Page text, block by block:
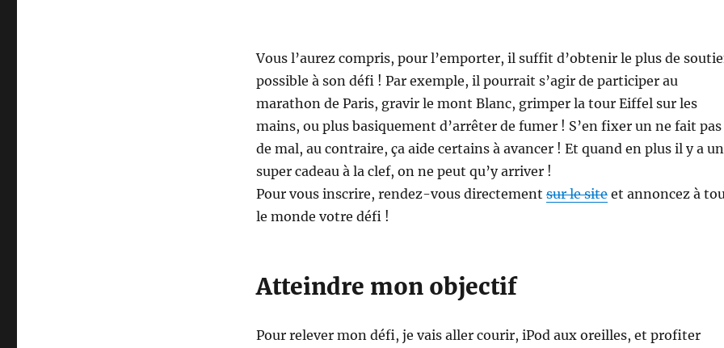
Vous l’aurez compris, pour l’emporter, il suffit d’obtenir le plus de
possible à son défi ! Par exemple, il pourrait s’agir de participer au
marathon de Paris, gravir le mont Blanc, grimper la tour Eiffel sur les
mains, ou plus basiquement d’arrêter de fumer ! S’en fixer un ne fait pas
de mal, au contraire, ça aide certains à avancer ! Et quand en plus il y a un
super cadeau à la clef, on ne peut qu’y arriver !
Pour vous inscrire, rendez-vous directement sur le siteet annoncez à
le monde votre défi !
Atteindre mon objectif
Pour relever mon défi, je vais aller courir, iPod aux oreilles, et profiter